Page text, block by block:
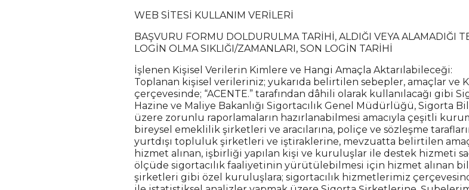
WEB SİTESİ KULLANIM VERİLERİ
BAŞVURU FORMU DOLDURULMA TARİHİ, ALDIĞI VEYA ALAMADIĞI
LOGİN OLMA SIKLIĞI/ZAMANLARI, SON LOGİN TARİHİ
İşlenen Kişisel Verilerin Kimlere ve Hangi Amaçla Aktarılabileceği:
Toplanan kişisel verileriniz; yukarıda belirtilen sebepler, amaçlar ve
çerçevesinde; “ACENTE.” tarafından dâhili olarak kullanılacağı gibi
Hazine ve Maliye Bakanlığı Sigortacılık Genel Müdürlüğü, Sigorta
üzere zorunlu raporlamaların hazırlanabilmesi amacıyla çeşitli
bireysel emeklilik şirketleri ve aracılarına, poliçe ve sözleşme
yurtdışı topluluk şirketleri ve iştiraklerine, mevzuatta belirtilen
hizmet alınan, işbirliği yapılan kişi ve kuruluşlar ile destek hizmeti
ölçüde sigortacılık faaliyetinin yürütülebilmesi için hizmet alınan
şirketleri gibi özel kuruluşlara; sigortacılık hizmetlerimiz